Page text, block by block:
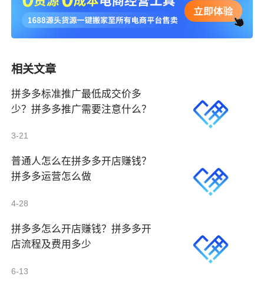
相关文章
拼多多标准推广最低成交价多
少？拼多多推广需要注意什么？
3-21
普通人怎么在拼多多开店赚钱？
拼多多运营怎么做
4-28
拼多多怎么开店赚钱？拼多多开
店流程及费用多少
6-13